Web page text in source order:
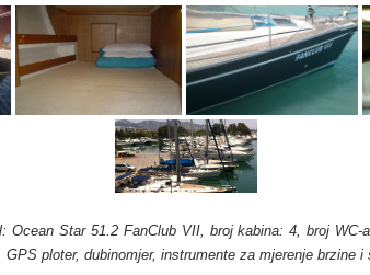
Ocean Star 51.2 FanClub VII, broj kabina: 4, broj
ploter, dubinomjer, instrumente za mjerenje brzine